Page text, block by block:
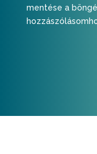
mentése a